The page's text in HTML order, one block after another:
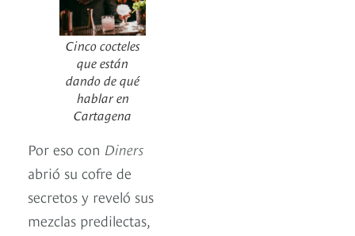
Cinco cocteles
que están
dando de qué
hablar en
Cartagena
Por eso con Diners
abrió su cofre de
secretos y reveló sus
mezclas predilectas,